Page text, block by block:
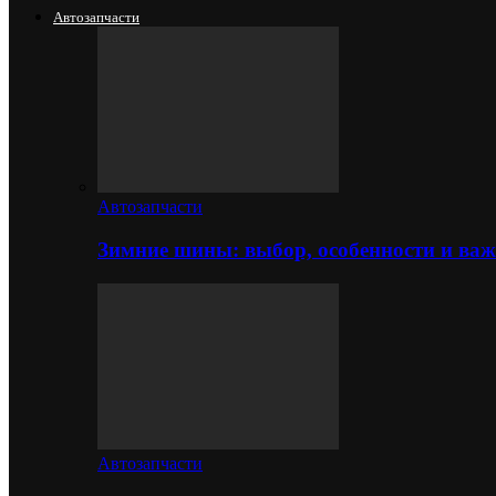
Автозапчасти
Автозапчасти
Зимние шины: выбор, особенности и
Автозапчасти